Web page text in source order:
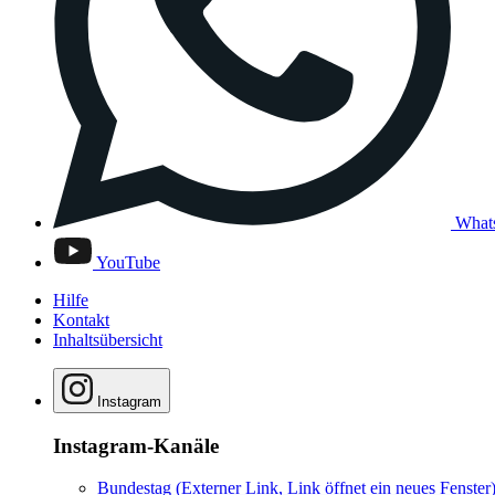
YouTube
Hilfe
Kontakt
Inhaltsübersicht
Instagram
Instagram-Kanäle
Bundestag (Externer Link, Link öffnet ein neues Fenster)